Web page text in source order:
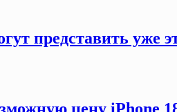
представить уже